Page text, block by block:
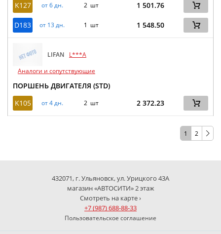
K127
от 6 дн. 2 шт 1 501.76
D183 от 13 дн. 1 шт 1 548.50
LIFAN
L***A
Аналоги и сопутствующие
ПОРШЕНЬ ДВИГАТЕЛЯ (STD)
K105
от 4 дн. 2 шт 2 372.23
1 2
432071, г. Ульяновск, ул. Урицкого 43А
магазин «АВТОСИТИ» 2 этаж
Смотреть на карте ›
+7 (987) 688-88-33
Пользовательское соглашение